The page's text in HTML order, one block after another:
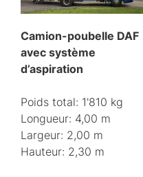
Camion-poubelle DAF
avec système
d’aspiration
Poids total: 1'810 kg
Longueur: 4,00 m
Largeur: 2,00 m
Hauteur: 2,30 m